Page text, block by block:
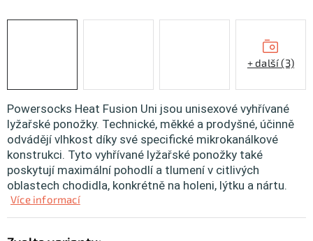
CYKLO Servis
Powersocks Heat Fusion Uni jsou unisexové vyhřívané
lyžařské ponožky. Technické, měkké a prodyšné, účinně
odvádějí vlhkost díky své specifické mikrokanálkové
konstrukci. Tyto vyhřívané lyžařské ponožky také
poskytují maximální pohodlí a tlumení v citlivých
oblastech chodidla, konkrétně na holeni, lýtku a nártu.
Více informací
+ další (3)